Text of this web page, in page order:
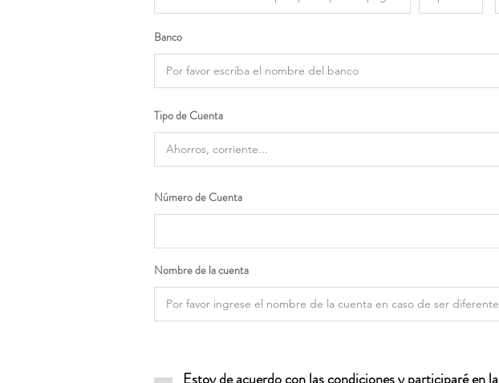
Banco
Tipo de Cuenta
Número de Cuenta
Nombre de la cuenta